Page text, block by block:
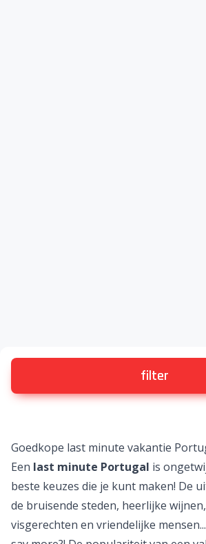
Goedkope last minute vakantie
last minute Portugal
is
beste keuzes die je kunt maken! De
de bruisende steden, heerlijke wijnen,
visgerechten en vriendelijke mensen...